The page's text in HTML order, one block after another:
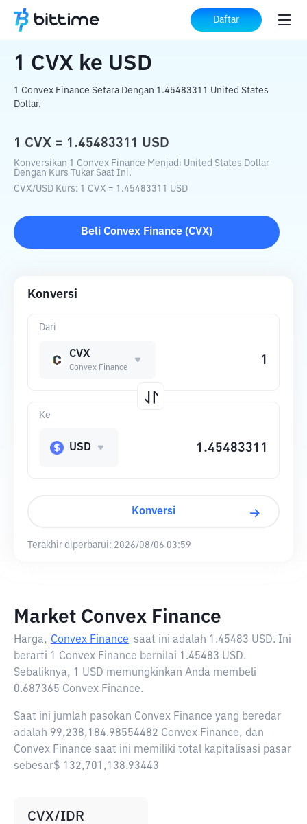
Daftar
Beranda Konverter Kripto ke USD
1 CVX ke USD
1 Convex Finance Setara Dengan 1.45483311 United States
Dollar.
1 CVX = 1.45483311 USD
Konversikan 1 Convex Finance Menjadi United States Dollar
Dengan Kurs Tukar Saat Ini.
CVX/USD Kurs: 1 CVX = 1.45483311 USD
Beli Convex Finance (CVX)
Konversi
Dari
CVX
Convex Finance
Ke
USD
Konversi
Terakhir diperbarui: 2026/08/06 03:59
Market Convex Finance
Harga, Convex Finance saat ini adalah 1.45483 USD. Ini
berarti 1 Convex Finance bernilai 1.45483 USD.
Sebaliknya, 1 USD memungkinkan Anda membeli
0.687365 Convex Finance.
Saat ini jumlah pasokan Convex Finance yang beredar
adalah 99,238,184.98554482 Convex Finance, dan
Convex Finance saat ini memiliki total kapitalisasi pasar
sebesar$ 132,701,138.93443
CVX/IDR